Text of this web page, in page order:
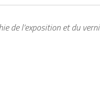
de l’exposition et du